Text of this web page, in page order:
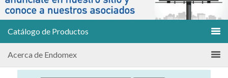
Catálogo de Productos
Acerca de Endomex